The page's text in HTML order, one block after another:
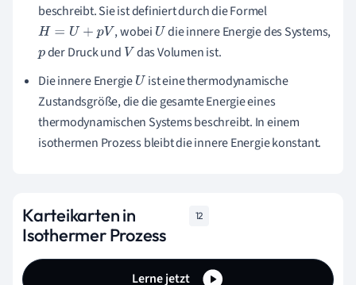
beschreibt. Sie ist definiert durch die Formel
H= U+ pV , wobei U die innere Energie des Systems,
pder Druck und V das Volumen ist.
Die innere EnergieU ist eine thermodynamische
Zustandsgröße, die die gesamte Energie eines
thermodynamischen Systems beschreibt. In einem
isothermen Prozess bleibt die innere Energie konstant.
Karteikarten in
Isothermer Prozess
12
Lerne jetzt